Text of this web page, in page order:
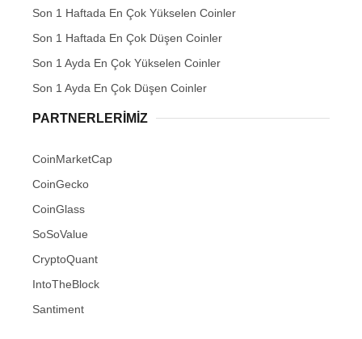
Son 1 Haftada En Çok Yükselen Coinler
Son 1 Haftada En Çok Düşen Coinler
Son 1 Ayda En Çok Yükselen Coinler
Son 1 Ayda En Çok Düşen Coinler
PARTNERLERIMIZ
CoinMarketCap
CoinGecko
CoinGlass
SoSoValue
CryptoQuant
IntoTheBlock
Santiment